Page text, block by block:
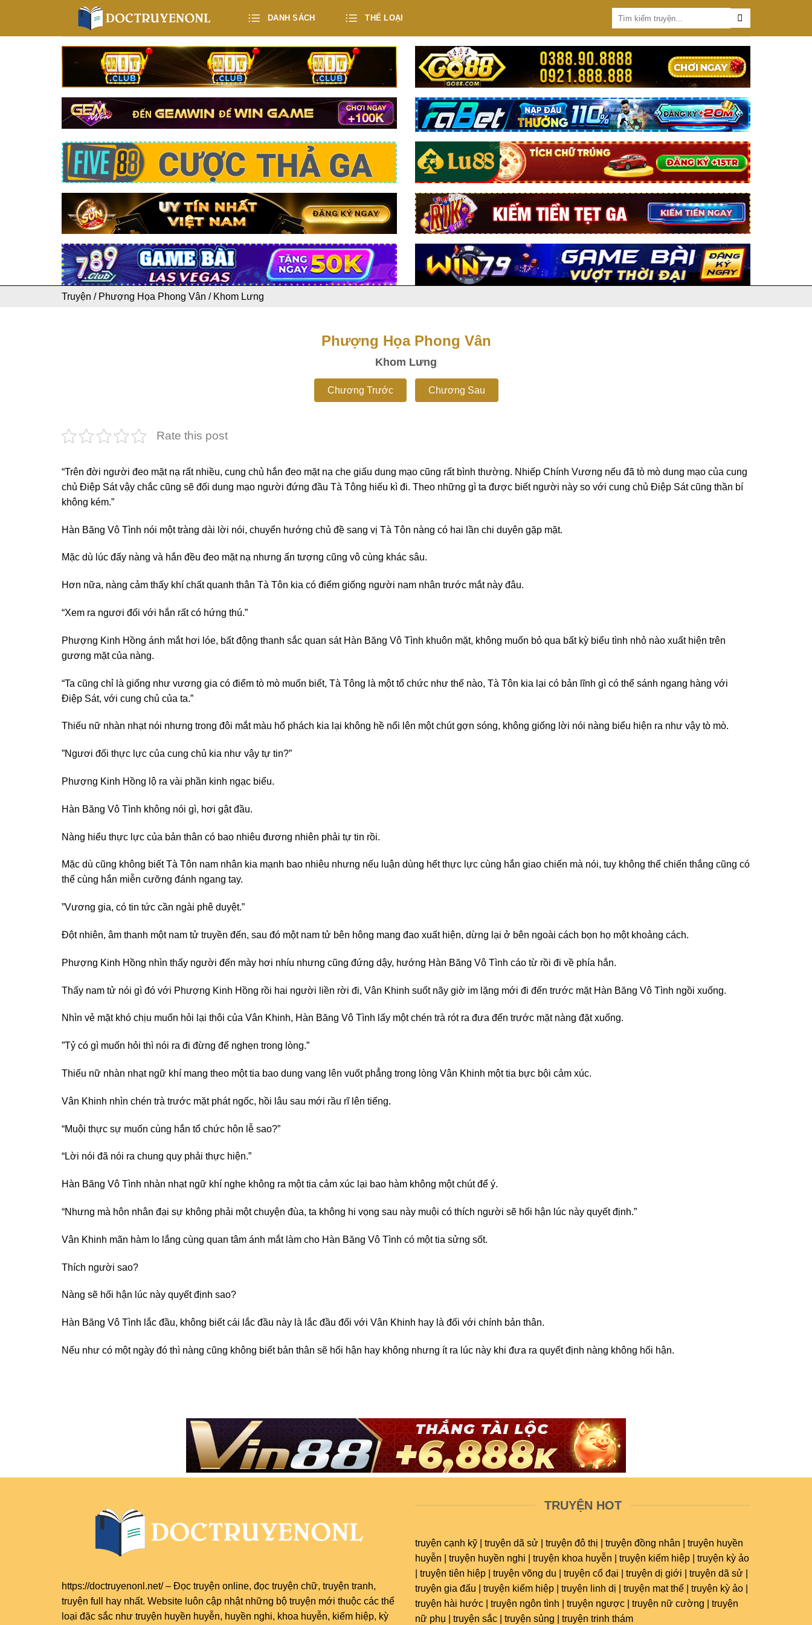
DANH SÁCH THỂ LOẠI
Truyện / Phượng Họa Phong Vân / Khom Lưng
Phượng Họa Phong Vân
Khom Lưng
Chương Trước Chương Sau
Rate this post
“Trên đời người đeo mặt nạ rất nhiều, cung chủ hắn đeo mặt nạ che giấu dung mạo cũng rất bình thường. Nhiếp Chính Vương nếu đã tò mò dung mạo của cung
chủ Điệp Sát vậy chắc cũng sẽ đối dung mạo người đứng đầu Tà Tông hiếu kì đi. Theo những gì ta được biết người này so với cung chủ Điệp Sát cũng thần bí
không kém.”
Hàn Băng Vô Tình nói một tràng dài lời nói, chuyển hướng chủ đề sang vị Tà Tôn nàng có hai lần chi duyên gặp mặt.
Mặc dù lúc đấy nàng và hắn đều đeo mặt nạ nhưng ấn tượng cũng vô cùng khác sâu.
Hơn nữa, nàng cảm thấy khí chất quanh thân Tà Tôn kia có điểm giống người nam nhân trước mắt này đâu.
“Xem ra ngươi đối với hắn rất có hứng thú.”
Phượng Kinh Hồng ánh mắt hơi lóe, bất động thanh sắc quan sát Hàn Băng Vô Tình khuôn mặt, không muốn bỏ qua bất kỳ biểu tình nhỏ nào xuất hiện trên
gương mặt của nàng.
“Ta cũng chỉ là giống như vương gia có điểm tò mò muốn biết, Tà Tông là một tổ chức như thế nào, Tà Tôn kia lại có bản lĩnh gì có thể sánh ngang hàng với
Điệp Sát, với cung chủ của ta.”
Thiếu nữ nhàn nhạt nói nhưng trong đôi mắt màu hổ phách kia lại không hề nổi lên một chút gợn sóng, không giống lời nói nàng biểu hiện ra như vậy tò mò.
”Ngươi đối thực lực của cung chủ kia như vậy tự tin?”
Phượng Kinh Hồng lộ ra vài phần kinh ngạc biểu.
Hàn Băng Vô Tình không nói gì, hơi gật đầu.
Nàng hiểu thực lực của bản thân có bao nhiêu đương nhiên phải tự tin rồi.
Mặc dù cũng không biết Tà Tôn nam nhân kia mạnh bao nhiêu nhưng nếu luận dùng hết thực lực cùng hắn giao chiến mà nói, tuy không thể chiến thắng cũng có
thể cùng hắn miễn cưỡng đánh ngang tay.
”Vương gia, có tin tức cần ngài phê duyệt.”
Đột nhiên, âm thanh một nam tử truyền đến, sau đó một nam tử bên hông mang đao xuất hiện, dừng lại ở bên ngoài cách bọn họ một khoảng cách.
Phượng Kinh Hồng nhìn thấy người đến mày hơi nhíu nhưng cũng đứng dậy, hướng Hàn Băng Vô Tình cáo từ rồi đi về phía hắn.
Thấy nam tử nói gì đó với Phượng Kinh Hồng rồi hai người liền rời đi, Vân Khinh suốt nãy giờ im lặng mới đi đến trước mặt Hàn Băng Vô Tình ngồi xuống.
Nhìn vẻ mặt khó chịu muốn hỏi lại thôi của Vân Khinh, Hàn Băng Vô Tình lấy một chén trà rót ra đưa đến trước mặt nàng đặt xuống.
”Tỷ có gì muốn hỏi thì nói ra đi đừng để nghẹn trong lòng.”
Thiếu nữ nhàn nhạt ngữ khí mang theo một tia bao dung vang lên vuốt phẳng trong lòng Vân Khinh một tia bực bội cảm xúc.
Vân Khinh nhìn chén trà trước mặt phát ngốc, hồi lâu sau mới rầu rĩ lên tiếng.
“Muội thực sự muốn cùng hắn tổ chức hôn lễ sao?”
“Lời nói đã nói ra chung quy phải thực hiện.”
Hàn Băng Vô Tình nhàn nhạt ngữ khí nghe không ra một tia cảm xúc lại bao hàm không một chút để ý.
“Nhưng mà hôn nhân đại sự không phải một chuyện đùa, ta không hi vọng sau này muội có thích người sẽ hối hận lúc này quyết định.”
Vân Khinh mãn hàm lo lắng cùng quan tâm ánh mắt làm cho Hàn Băng Vô Tình có một tia sửng sốt.
Thích người sao?
Nàng sẽ hối hận lúc này quyết định sao?
Hàn Băng Vô Tình lắc đầu, không biết cái lắc đầu này là lắc đầu đối với Vân Khinh hay là đối với chính bản thân.
Nếu như có một ngày đó thì nàng cũng không biết bản thân sẽ hối hận hay không nhưng ít ra lúc này khi đưa ra quyết định nàng không hối hận.
https://doctruyenonl.net/– Đọc truyện online, đọc truyện chữ, truyện tranh,
truyện full
hay nhất. Website luôn cập nhật những bộ truyện mới thuộc các thể
loại đặc sắc như truyện huyền huyễn, huyền nghi, khoa huyễn, kiếm hiệp, kỳ
TRUYỆN HOT
truyện cạnh kỹ | truyện dã sử | truyện đô thị | truyện đồng nhân | truyện huyền
huyễn | truyện huyền nghi | truyện khoa huyễn | truyện kiếm hiệp | truyện kỳ ảo
| truyện tiên hiệp | truyện võng du | truyện cổ đại | truyện dị giới | truyện dã sử |
truyện gia đấu | truyện kiếm hiệp | truyện linh dị | truyện mạt thế | truyện kỳ ảo |
truyện hài hước | truyện ngôn tình | truyện ngược | truyện nữ cường | truyện
nữ phụ | truyện sắc | truyện sủng | truyện trinh thám